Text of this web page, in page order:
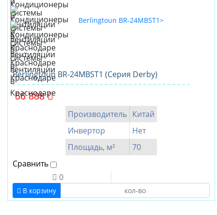
Berlingtoun BR-24MBST1 (Серия Derby)
56 888
Производитель Китай
Инвертор
Нет
Площадь, м²
70
Сравнить
0
В корзину